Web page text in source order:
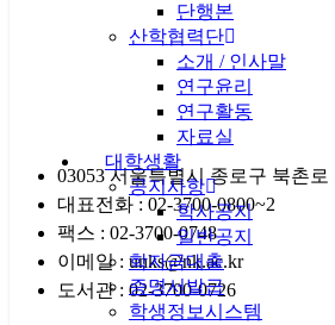
단행본
산학협력단
소개 / 인사말
연구윤리
연구활동
자료실
대학생활
공지사항
학사공지
일반공지
학자금대출
증명서발급
학생정보시스템
03053 서울특별시 종로구 북촌로
대표전화 : 02-3700-0800~2
팩스 : 02-3700-0748
이메일 : unks@nk.ac.kr
도서관 : 02-3700-0726